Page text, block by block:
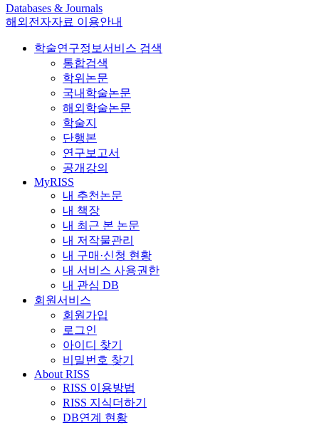
Databases & Journals
해외전자자료 이용안내
학술연구정보서비스 검색
통합검색
학위논문
국내학술논문
해외학술논문
학술지
단행본
연구보고서
공개강의
MyRISS
내 추천논문
내 책장
내 최근 본 논문
내 저작물관리
내 구매·신청 현황
내 서비스 사용권한
내 관심 DB
회원서비스
회원가입
로그인
아이디 찾기
비밀번호 찾기
About RISS
RISS 이용방법
RISS 지식더하기
DB연계 현황